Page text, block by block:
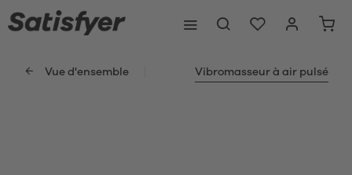
Vue d'ensemble Vibromasseur à air pulsé